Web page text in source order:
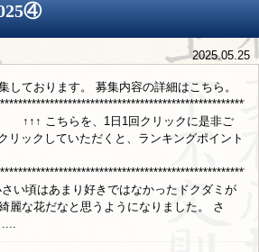
2025.05.25
しております。 募集内容の詳細はこちら。
、1日1回クリックに是非ご
リックしていただくと、ランキングポイント
い頃はあまり好きではなかったドクダミが
麗な花だなと思うようになりました。 さ
....